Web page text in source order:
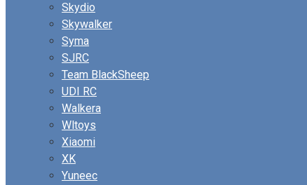
Skydio
Skywalker
Syma
SJRC
Team BlackSheep
UDI RC
Walkera
Wltoys
Xiaomi
XK
Yuneec